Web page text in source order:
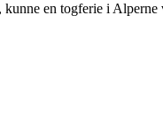
kunne en togferie i